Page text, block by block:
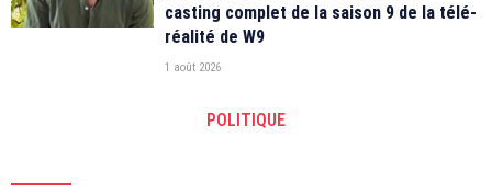
casting complet de la saison 9 de la télé-
réalité de W9
1 août 2026
POLITIQUE